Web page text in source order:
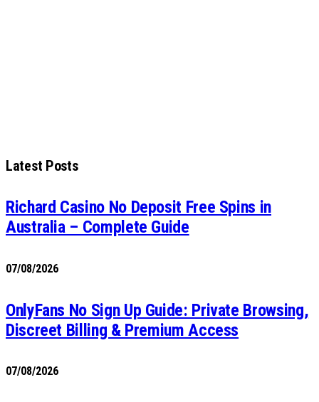
Latest Posts
Richard Casino No Deposit Free Spins in
Australia – Complete Guide
07/08/2026
OnlyFans No Sign Up Guide: Private Browsing,
Discreet Billing & Premium Access
07/08/2026